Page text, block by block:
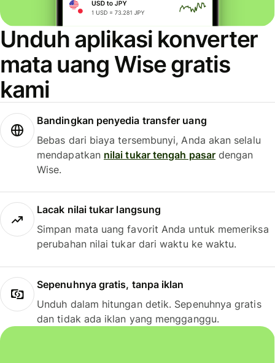
Unduh aplikasi konverter
mata uang Wise gratis
kami
Bandingkan penyedia transfer uang
Bebas dari biaya tersembunyi, Anda akan selalu
mendapatkan nilai tukar tengah pasardengan
Wise.
Lacak nilai tukar langsung
Simpan mata uang favorit Anda untuk memeriksa
perubahan nilai tukar dari waktu ke waktu.
Sepenuhnya gratis, tanpa iklan
Unduh dalam hitungan detik. Sepenuhnya gratis
dan tidak ada iklan yang mengganggu.